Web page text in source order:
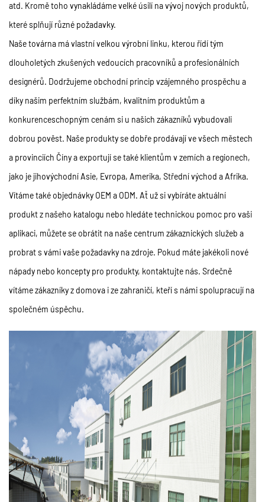
atd. Kromě toho vynakládáme velké úsilí na vývoj nových produktů,
které splňují různé požadavky.
Naše továrna má vlastní velkou výrobní linku, kterou řídí tým
dlouholetých zkušených vedoucích pracovníků a profesionálních
designérů. Dodržujeme obchodní princip vzájemného prospěchu a
díky našim perfektním službám, kvalitním produktům a
konkurenceschopným cenám si u našich zákazníků vybudovali
dobrou pověst. Naše produkty se dobře prodávají ve všech městech
a provinciích Číny a exportují se také klientům v zemích a regionech,
jako je jihovýchodní Asie, Evropa, Amerika, Střední východ a Afrika.
Vítáme také objednávky OEM a ODM. Ať už si vybíráte aktuální
produkt z našeho katalogu nebo hledáte technickou pomoc pro vaši
aplikaci, můžete se obrátit na naše centrum zákaznických služeb a
probrat s vámi vaše požadavky na zdroje. Pokud máte jakékoli nové
nápady nebo koncepty pro produkty, kontaktujte nás. Srdečně
vítáme zákazníky z domova i ze zahraničí, kteří s námi spolupracují na
společném úspěchu.